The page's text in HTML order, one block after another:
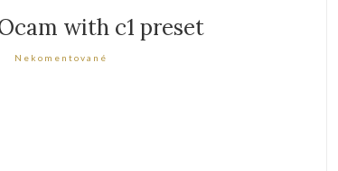
with c1 preset
Nekomentované